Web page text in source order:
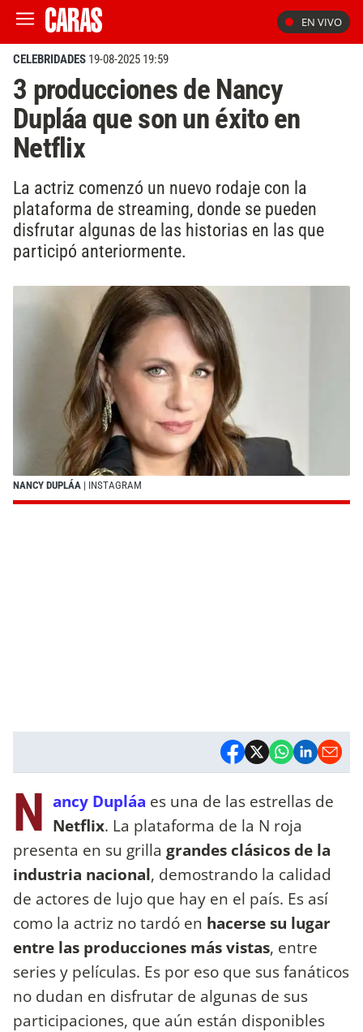
EN VIVO
CELEBRIDADES 19-08-2025 19:59
3 producciones de Nancy
Dupláa que son un éxito en
Netflix
La actriz comenzó un nuevo rodaje con la
plataforma de streaming, donde se pueden
disfrutar algunas de las historias en las que
participó anteriormente.
NANCY DUPLÁA | INSTAGRAM
N ancy Dupláa es una de las estrellas de
Netflix. La plataforma de la N roja
presenta en su grilla grandes clásicos de la
industria nacional, demostrando la calidad
de actores de lujo que hay en el país. Es así
como la actriz no tardó en hacerse su lugar
entre las producciones más vistas, entre
series y películas. Es por eso que sus fanáticos
no dudan en disfrutar de algunas de sus
participaciones, que aún están disponibles